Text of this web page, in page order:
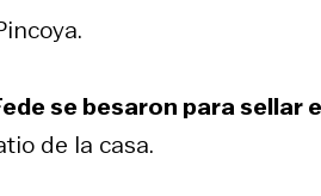
se besaron para sellar
de la casa.